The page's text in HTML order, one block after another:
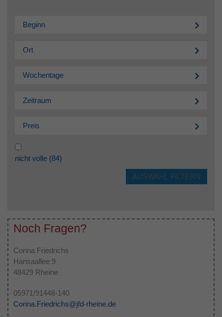
Beginn
Ort
Wochentage
Zeitraum
Preis
nicht volle (84)
Noch Fragen?
Corina Friedrichs
Hansaallee 9
48429 Rheine
05971/91448-140
Corina.Friedrichs@jfd-rheine.de